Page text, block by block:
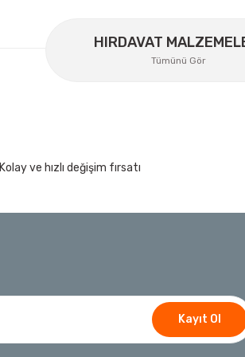
İzeltaş Lokmalı Allen Uç
Bosch GLM 50-27 C Lazerli
HIRDAVAT
Tümünü Gör
Kolay ve hızlı değişim fırsatı
Kayıt Ol